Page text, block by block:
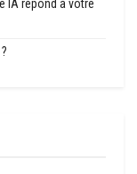
IA répond à votre